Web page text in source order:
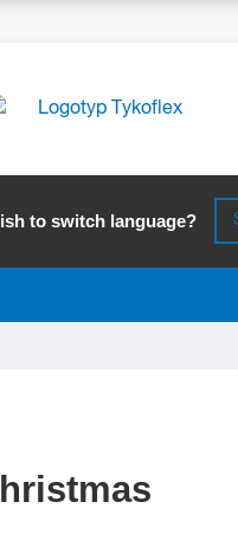
to switch language?